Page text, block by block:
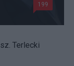
199
Terlecki